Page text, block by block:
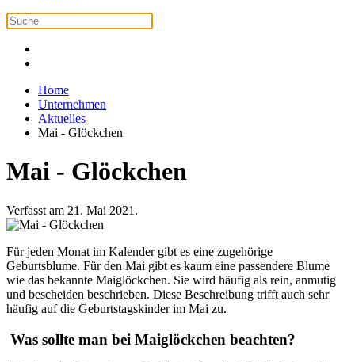
Home
Unternehmen
Aktuelles
Mai - Glöckchen
Mai - Glöckchen
Verfasst am 21. Mai 2021.
Für jeden Monat im Kalender gibt es eine zugehörige
Geburtsblume. Für den Mai gibt es kaum eine passendere Blume
wie das bekannte Maiglöckchen. Sie wird häufig als rein, anmutig
und bescheiden beschrieben. Diese Beschreibung trifft auch sehr
häufig auf die Geburtstagskinder im Mai zu.
Was sollte man bei Maiglöckchen beachten?